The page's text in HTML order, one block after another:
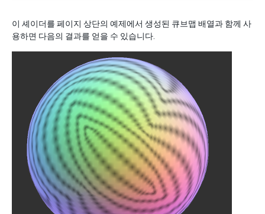
이 셰이더를 페이지 상단의 예제에서 생성된 큐브맵 배열과 함께 사
용하면 다음의 결과를 얻을 수 있습니다.